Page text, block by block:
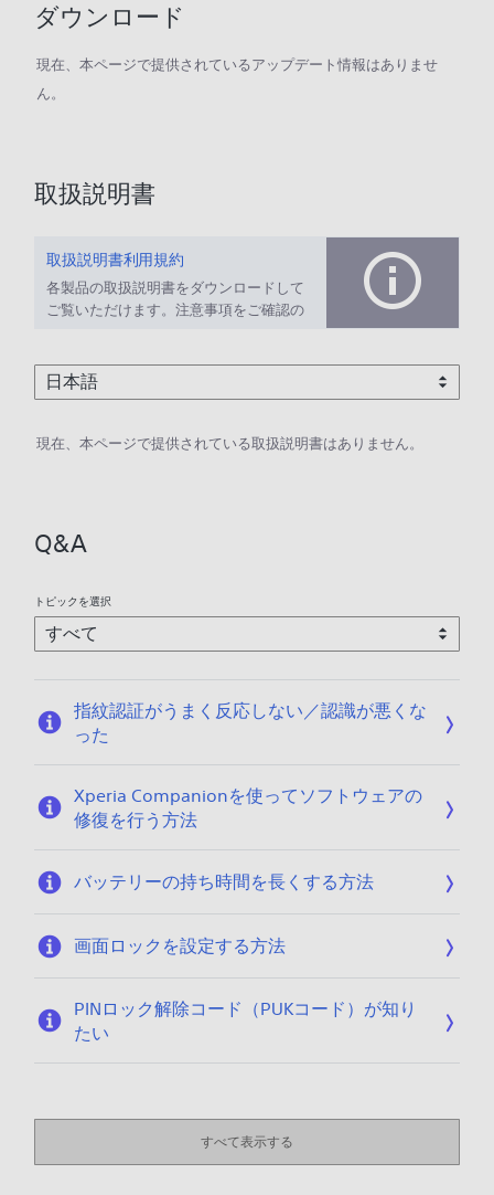
ダウンロード
現在、本ページで提供されているアップデート情報はありませ
ん。
取扱説明書
取扱説明書利用規約
各製品の取扱説明書をダウンロードして
ご覧いただけます。注意事項をご確認の
現在、本ページで提供されている取扱説明書はありません。
Q&A
トピックを選択
指紋認証がうまく反応しない／認識が悪くな
った
Xperia Companionを使ってソフトウェアの
修復を行う方法
バッテリーの持ち時間を長くする方法
画面ロックを設定する方法
PINロック解除コード（PUKコード）が知り
たい
すべて表示する